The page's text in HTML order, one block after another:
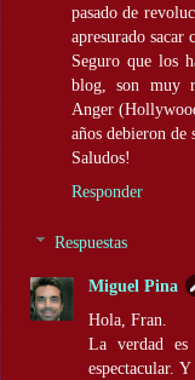
pasado de
apresurado sacar
Seguro que los
blog, son muy
Anger
años debieron de
Saludos!
Responder
Respuestas
Miguel Pina
Hola, Fran.
La verdad es
espectacular.